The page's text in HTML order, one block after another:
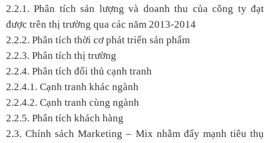
2.2.1. Phân tích sản lượng và doanh thu của công ty đạt
được trên thị trường qua các năm 2013-2014
2.2.2. Phân tích thời cơ phát triển sản phẩm
2.2.3. Phân tích thị trường
2.2.4. Phân tích đối thủ cạnh tranh
2.2.4.1. Cạnh tranh khác ngành
2.2.4.2. Cạnh tranh cùng ngành
2.2.5. Phân tích khách hàng
2.3. Chính sách Marketing – Mix nhằm đẩy mạnh tiêu thụ